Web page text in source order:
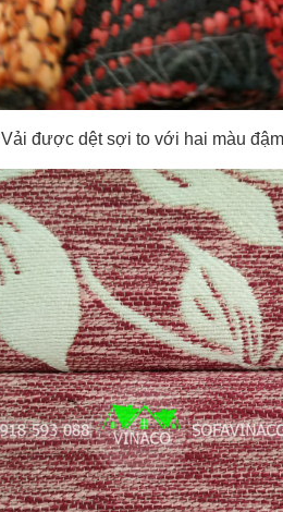
Vải được dệt sợi to với hai màu